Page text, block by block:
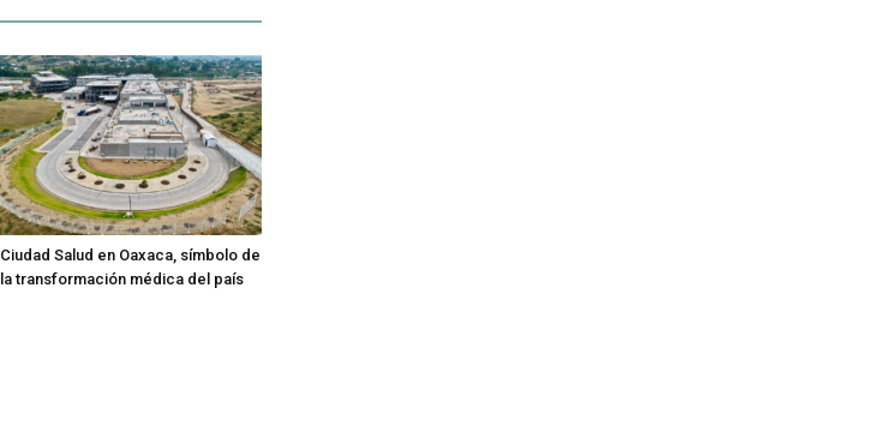
Ciudad Salud en Oaxaca, símbolo de
la transformación médica del país